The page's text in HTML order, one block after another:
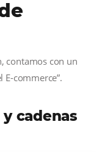
. Somos a
completa e
brasileiro,
de operação
externas. A
estratégia sua.